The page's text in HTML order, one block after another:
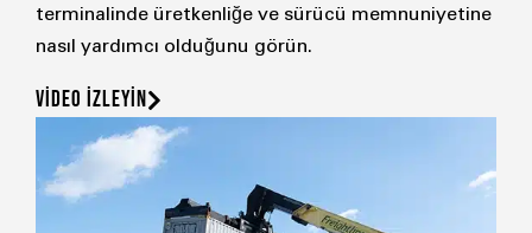
terminalinde üretkenliğe ve sürücü memnuniyetine
nasıl yardımcı olduğunu görün.
VİDEO İZLEYİN